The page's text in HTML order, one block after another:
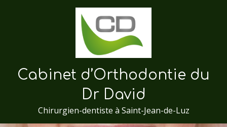
Cabinet d’Orthodontie du
Dr David
Chirurgien-dentiste à Saint-Jean-de-Luz